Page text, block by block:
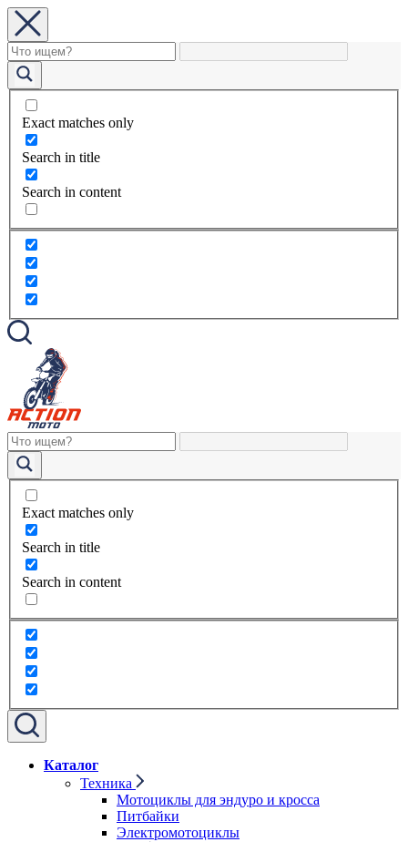
Exact matches only
Search in title
Search in content
Exact matches only
Search in title
Search in content
Каталог
Техника
Мотоциклы для эндуро и кросса
Питбайки
Электромотоциклы